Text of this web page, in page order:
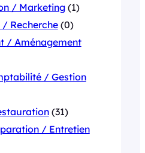
/ Marketing(1)
/ Recherche(0)
/ Aménagement
/ Gestion
(31)
/ Entretien